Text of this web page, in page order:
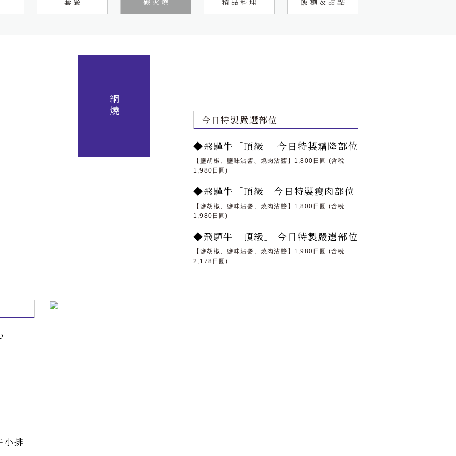
網燒
今日特製嚴選部位
◆飛驒牛「頂級」 今日特製霜降部位
【鹽胡椒、鹽味沾醬、燒肉沾醬】1,800日圓 (含稅
1,980日圓)
◆飛驒牛「頂級」今日特製瘦肉部位
【鹽胡椒、鹽味沾醬、燒肉沾醬】1,800日圓 (含稅
1,980日圓)
◆飛驒牛「頂級」 今日特製嚴選部位
【鹽胡椒、鹽味沾醬、燒肉沾醬】1,980日圓 (含稅
2,178日圓)
排